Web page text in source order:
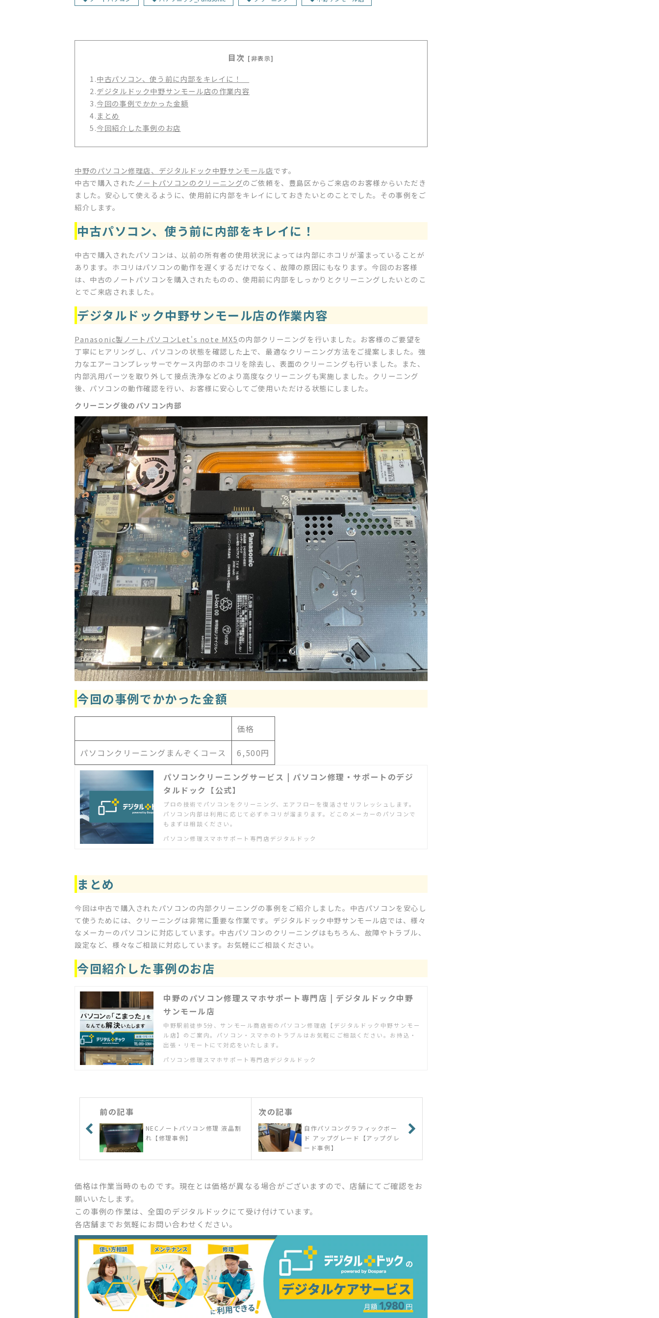
目次 [非表示]
1.中古パソコン、使う前に内部をキレイに！
2.デジタルドック中野サンモール店の作業内容
3.今回の事例でかかった金額
4.まとめ
5.今回紹介した事例のお店
中野のパソコン修理店、デジタルドック中野サンモール店です。
中古で購入された ノートパソコンのクリーニングのご依頼を、豊島区からご来店のお客様からいただき
ました。安心して使えるように、使用前に内部をキレイにしておきたいとのことでした。その事例をご
紹介します。
中古パソコン、使う前に内部をキレイに！
中古で購入されたパソコンは、以前の所有者の使用状況によっては内部にホコリが溜まっていることが
あります。ホコリはパソコンの動作を遅くするだけでなく、故障の原因にもなります。今回のお客様
は、中古のノートパソコンを購入されたものの、使用前に内部をしっかりとクリーニングしたいとのこ
とでご来店されました。
デジタルドック中野サンモール店の作業内容
Panasonic製ノートパソコンLet's note MX5の内部クリーニングを行いました。お客様のご要望を
丁寧にヒアリングし、パソコンの状態を確認した上で、最適なクリーニング方法をご提案しました。強
力なエアーコンプレッサーでケース内部のホコリを除去し、表面のクリーニングも行いました。また、
内部汎用パーツを取り外して接点洗浄などのより高度なクリーニングも実施しました。クリーニング
後、パソコンの動作確認を行い、お客様に安心してご使用いただける状態にしました。
クリーニング後のパソコン内部
今回の事例でかかった金額
価格
パソコンクリーニングまんぞくコース 6,500円
パソコンクリーニングサービス | パソコン修理・サポートのデジ
タルドック【公式】
プロの技術でパソコンをクリーニング、エアフローを復活させリフレッシュします。
パソコン内部は利用に応じて必ずホコリが溜まります。どこのメーカーのパソコンで
もまずは相談ください。
パソコン修理スマホサポート専門店デジタルドック
まとめ
今回は中古で購入されたパソコンの内部クリーニングの事例をご紹介しました。中古パソコンを安心し
て使うためには、クリーニングは非常に重要な作業です。デジタルドック中野サンモール店では、様々
なメーカーのパソコンに対応しています。中古パソコンのクリーニングはもちろん、故障やトラブル、
設定など、様々なご相談に対応しています。お気軽にご相談ください。
今回紹介した事例のお店
中野のパソコン修理スマホサポート専門店 | デジタルドック中野
サンモール店
中野駅前徒歩5分、サンモール商店街のパソコン修理店【デジタルドック中野サンモー
ル店】のご案内。パソコン・スマホのトラブルはお気軽にご相談ください。お持込・
出張・リモートにて対応をいたします。
パソコン修理スマホサポート専門店デジタルドック
前の記事
NECノートパソコン修理 液晶割
れ【修理事例】
次の記事
自作パソコングラフィックボー
ド アップグレード【アップグレ
ード事例】
価格は作業当時のものです。現在とは価格が異なる場合がございますので、店舗にてご確認をお
願いいたします。
この事例の作業は、全国のデジタルドックにて受け付けています。
各店舗までお気軽にお問い合わせください。